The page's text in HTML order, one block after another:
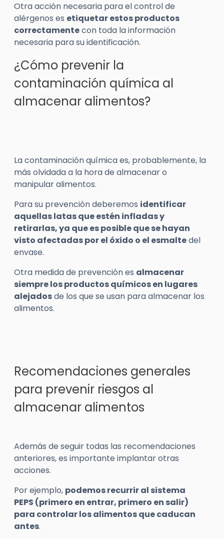
Otra acción necesaria para el control de
alérgenos es etiquetar estos productos
correctamentecon toda la información
necesaria para su identificación.
¿Cómo prevenir la
contaminación química al
almacenar alimentos?
La contaminación química es, probablemente, la
más olvidada a la hora de almacenar o
manipular alimentos.
Para su prevención deberemos identificar
aquellas latas que estén infladas y
retirarlas, ya que es posible que se hayan
visto afectadas por el óxido o el esmaltedel
envase.
Otra medida de prevención es almacenar
siempre los productos químicos en lugares
alejadosde los que se usan para almacenar los
alimentos.
Recomendaciones generales
para prevenir riesgos al
almacenar alimentos
Además de seguir todas las recomendaciones
anteriores, es importante implantar otras
acciones.
Por ejemplo, podemos recurrir al sistema
PEPS (primero en entrar, primero en salir)
para controlar los alimentos que caducan
antes.